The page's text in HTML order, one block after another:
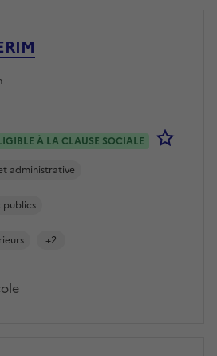
À LA CLAUSE SOCIALE
administrative
publics
+2